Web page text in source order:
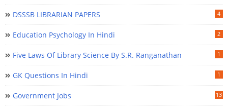
DSSSB LIBRARIAN PAPERS 4
Education Psychology In Hindi 2
Five Laws Of Library Science By S.R. Ranganathan 1
GK Questions In Hindi 1
Government Jobs 13